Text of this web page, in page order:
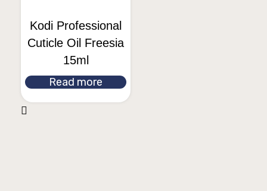
Kodi Professional
Cuticle Oil Freesia
15ml
Read more